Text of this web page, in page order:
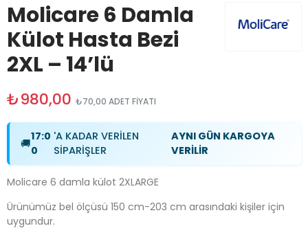
Molicare 6 Damla
Külot Hasta Bezi
2XL – 14’lü
₺980,00 ₺70,00 ADET FİYATI
🚚
17:0
0
'A KADAR VERİLEN
SİPARİŞLER
AYNI GÜN KARGOYA
VERİLİR
Molicare 6 damla külot 2XLARGE
Ürünümüz bel ölçüsü 150 cm-203 cm arasındaki kişiler için
uygundur.